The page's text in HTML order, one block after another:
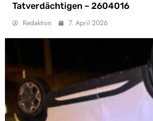
Tatverdächtigen – 2604016
Redaktion 7. April 2026